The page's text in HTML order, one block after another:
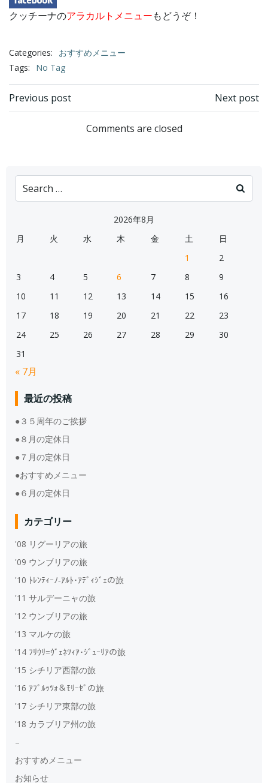
クッチーナのアラカルトメニューもどうぞ！
Categories:
おすすめメニュー
Tags:
No Tag
Post
navigation
Previous post
navigation
Next post
Comments are closed
Search
for:
2026年8月
月
火 水 木 金 土
日
1
2
3
4 5 6 7 8
9
10
11 12 13 14 15
16
17
18 19 20 21 22
23
24
25 26 27 28 29
30
31
« 7月
最近の投稿
●３５周年のご挨拶
●８月の定休日
●７月の定休日
●おすすめメニュー
●６月の定休日
カテゴリー
'08 リグーリアの旅
'09 ウンブリアの旅
'10 ﾄﾚﾝﾃｨｰﾉ‐ｱﾙﾄ･ｱﾃﾞｨｼﾞｪの旅
'11 サルデーニャの旅
'12 ウンブリアの旅
'13 マルケの旅
'14 ﾌﾘｳﾘ=ｳﾞｪﾈﾂｨｱ･ｼﾞｭｰﾘｱの旅
'15 シチリア西部の旅
'16 ｱﾌﾞﾙｯﾂｫ＆ﾓﾘｰｾﾞの旅
'17 シチリア東部の旅
'18 カラブリア州の旅
–
おすすめメニュー
お知らせ